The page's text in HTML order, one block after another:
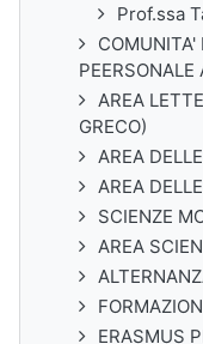
Prof.ssa
COMUNITA'
PEERSONALE
AREA
GRECO)
AREA
AREA
SCIENZE
AREA
ERASMUS